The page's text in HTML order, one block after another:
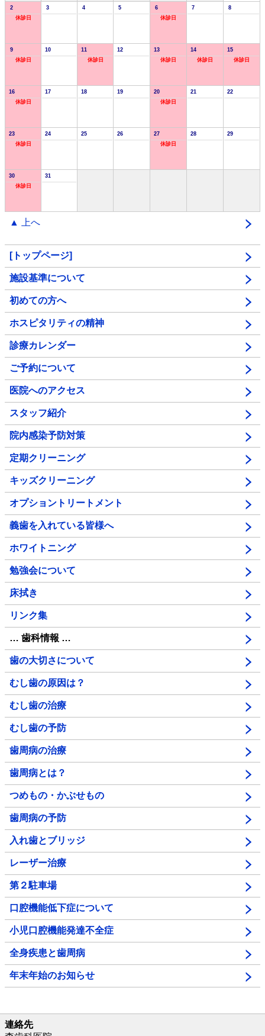
2
休診日
3 4 5
6
休診日
7 8
9
休診日
10
11
休診日
12
13
休診日
14
休診日
15
休診日
16
休診日
17 18 19
20
休診日
21 22
23
休診日
24 25 26
27
休診日
28 29
30
休診日
31
▲ 上へ
[トップページ]
施設基準について
初めての方へ
ホスピタリティの精神
診療カレンダー
ご予約について
医院へのアクセス
スタッフ紹介
院内感染予防対策
定期クリーニング
キッズクリーニング
オプショントリートメント
義歯を入れている皆様へ
ホワイトニング
勉強会について
床拭き
リンク集
… 歯科情報 …
歯の大切さについて
むし歯の原因は？
むし歯の治療
むし歯の予防
歯周病の治療
歯周病とは？
つめもの・かぶせもの
歯周病の予防
入れ歯とブリッジ
レーザー治療
第２駐車場
口腔機能低下症について
小児口腔機能発達不全症
全身疾患と歯周病
年末年始のお知らせ
連絡先